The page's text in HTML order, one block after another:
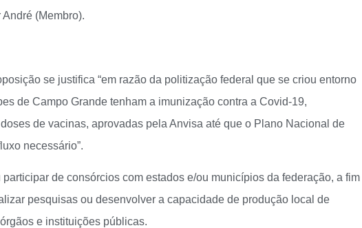
(Membro).
se justifica “em razão da politização federal que se criou entorno
de Campo Grande tenham a imunização contra a Covid-19,
de vacinas, aprovadas pela Anvisa até que o Plano Nacional de
necessário”.
de consórcios com estados e/ou municípios da federação, a fim
pesquisas ou desenvolver a capacidade de produção local de
e instituições públicas.